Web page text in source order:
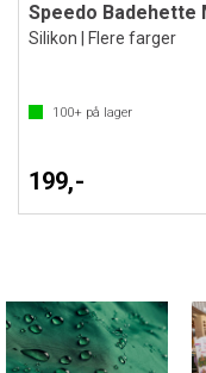
Silikon | Flere farger
100+ på lager
199,-